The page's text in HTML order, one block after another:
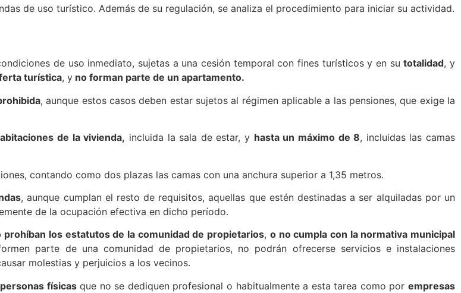
de uso turístico. Además de su regulación, se analiza el procedimiento para iniciar su actividad.
de uso inmediato, sujetas a una cesión temporal con fines turísticos y en sutotalidad, y
turística, y no forman parte de un apartamento.
, aunque estos casos deben estar sujetos al régimen aplicable a las pensiones, que exige la
de la vivienda, incluida la sala de estar, y hasta un máximo de 8, incluidas las camas
contando como dos plazas las camas con una anchura superior a 1,35 metros.
, aunque cumplan el resto de requisitos, aquellas que estén destinadas a ser alquiladas por un
de la ocupación efectiva en dicho período.
los estatutos de la comunidad de propietarios, o no cumpla con la normativa municipal
parte de una comunidad de propietarios, no podrán ofrecerse servicios e instalaciones
molestias y perjuicios a los vecinos.
personas físicasque no se dediquen profesional o habitualmente a esta tarea como porempresas